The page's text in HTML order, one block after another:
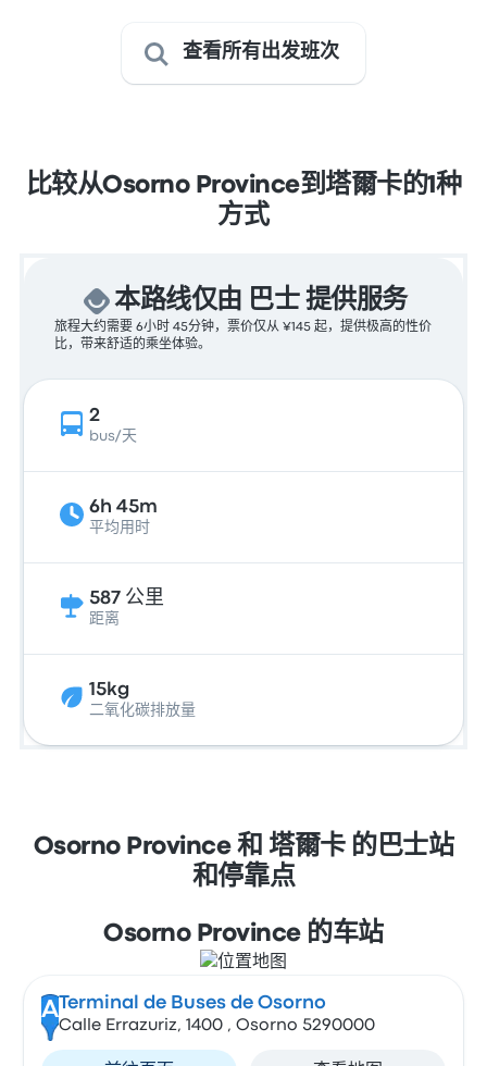
查看所有出发班次
比较从Osorno Province到塔爾卡的1种
方式
本路线仅由 巴士 提供服务
旅程大约需要 6小时 45分钟，票价仅从 ¥145 起，提供极高的性价
比，带来舒适的乘坐体验。
2
bus/天
6h 45m
平均用时
587 公里
距离
15kg
二氧化碳排放量
Osorno Province 和 塔爾卡 的巴士站
和停靠点
Osorno Province 的车站
A Terminal de Buses de Osorno
Calle Errazuriz, 1400 , Osorno 5290000